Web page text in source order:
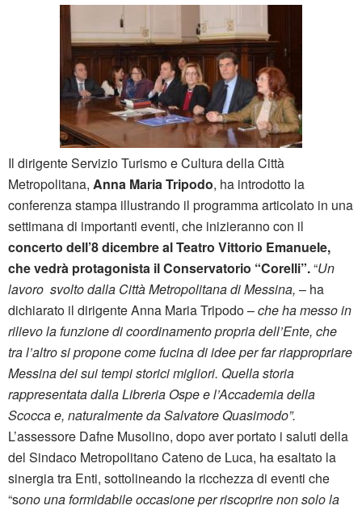
Il dirigente Servizio Turismo e Cultura della Città
Metropolitana, Anna Maria Tripodo, ha introdotto la
conferenza stampa illustrando il programma articolato in una
settimana di importanti eventi, che inizieranno con il
concerto dell’8 dicembre al Teatro Vittorio Emanuele,
che vedrà protagonista il Conservatorio “Corelli”.“Un
lavoro svolto dalla Città Metropolitana di Messina, – ha
dichiarato il dirigente Anna Maria Tripodo –che ha messo in
rilievo la funzione di coordinamento propria dell’Ente, che
tra l’altro si propone come fucina di idee per far riappropriare
Messina dei sui tempi storici migliori. Quella storia
rappresentata dalla Libreria Ospe e l’Accademia della
Scocca e, naturalmente da Salvatore Quasimodo”.
L’assessore Dafne Musolino, dopo aver portato i saluti della
del Sindaco Metropolitano Cateno de Luca, ha esaltato la
sinergia tra Enti, sottolineando la ricchezza di eventi che
“sono una formidabile occasione per riscoprire non solo la